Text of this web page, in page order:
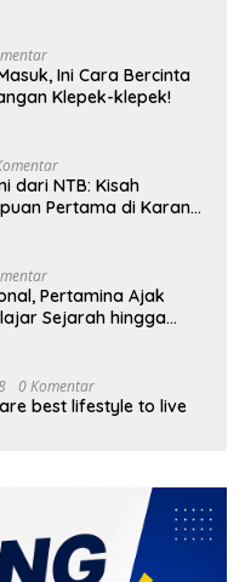
Ini Cara Bercinta
Klepek-klepek!
dari NTB: Kisah
Pertama di Karang
Pertamina Ajak
Sejarah hingga
0 Komentar
best lifestyle to live